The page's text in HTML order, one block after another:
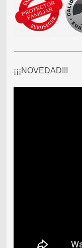
¡¡¡NOVEDAD!!!